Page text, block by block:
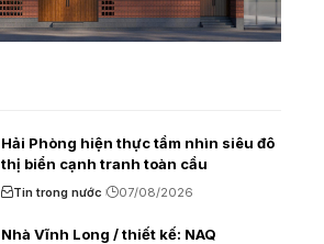
Hải Phòng hiện thực tầm nhìn siêu đô
thị biển cạnh tranh toàn cầu
Tin trong nước 07/08/2026
Nhà Vĩnh Long / thiết kế: NAQ